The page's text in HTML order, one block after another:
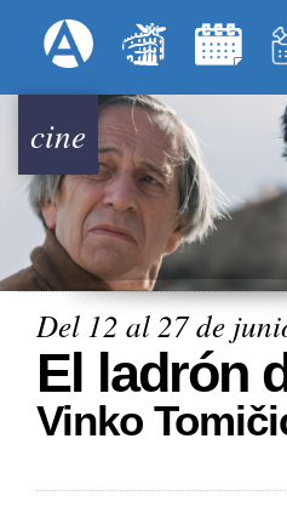
al
Menú
cine
Del 12 al 27 de
El ladrón
Vinko